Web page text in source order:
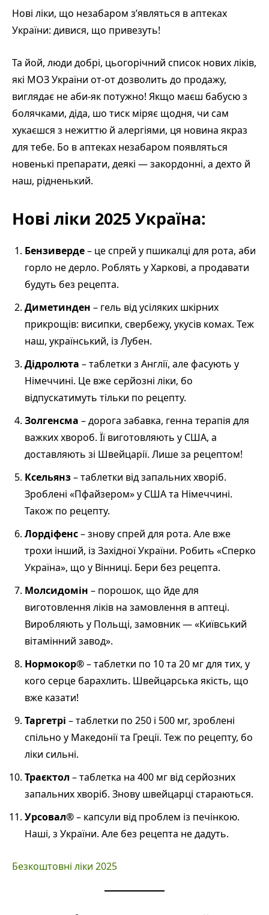
Нові ліки, що незабаром з’являться в аптеках
України: дивися, що привезуть!
Та йой, люди добрі, цьогорічний список нових ліків,
які МОЗ України от-от дозволить до продажу,
виглядає не аби-як потужно! Якщо маєш бабусю з
болячками, діда, шо тиск міряє щодня, чи сам
хукаєшся з нежиттю й алергіями, ця новина якраз
для тебе. Бо в аптеках незабаром появляться
новенькі препарати, деякі — закордонні, а дехто й
наш, рідненький.
Нові ліки 2025 Україна:
Бензиверде– це спрей у пшикалці для рота, аби
горло не дерло. Роблять у Харкові, а продавати
будуть без рецепта.
Диметинден – гель від усіляких шкірних
прикрощів: висипки, свербежу, укусів комах. Теж
наш, український, із Лубен.
Дідролюта – таблетки з Англії, але фасують у
Німеччині. Це вже серйозні ліки, бо
відпускатимуть тільки по рецепту.
Золгенсма – дорога забавка, генна терапія для
важких хвороб. Її виготовляють у США, а
доставляють зі Швейцарії. Лише за рецептом!
Ксельянз– таблетки від запальних хворіб.
Зроблені «Пфайзером» у США та Німеччині.
Також по рецепту.
Лордіфенс– знову спрей для рота. Але вже
трохи інший, із Західної України. Робить «Сперко
Україна», що у Вінниці. Бери без рецепта.
Молсидомін – порошок, що йде для
виготовлення ліків на замовлення в аптеці.
Виробляють у Польщі, замовник — «Київський
вітамінний завод».
Нормокор®– таблетки по 10 та 20 мг для тих, у
кого серце барахлить. Швейцарська якість, що
вже казати!
Таргетрі – таблетки по 250 і 500 мг, зроблені
спільно у Македонії та Греції. Теж по рецепту, бо
ліки сильні.
Траєктол – таблетка на 400 мг від серйозних
запальних хворіб. Знову швейцарці стараються.
Урсовал®– капсули від проблем із печінкою.
Наші, з України. Але без рецепта не дадуть.
Безкоштовні ліки 2025